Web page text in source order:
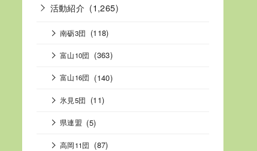
活動紹介 (1,265)
南砺3団 (118)
富山10団 (363)
富山16団 (140)
氷見5団 (11)
県連盟 (5)
高岡11団 (87)